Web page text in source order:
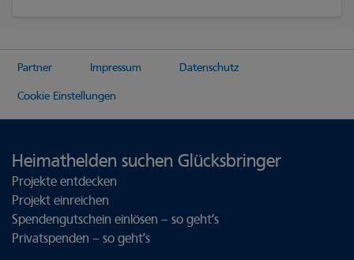
Partner Impressum Datenschutz
Cookie Einstellungen
Heimathelden suchen Glücksbringer
Projekte entdecken
Projekt einreichen
Spendengutschein einlösen – so geht’s
Privatspenden – so geht’s